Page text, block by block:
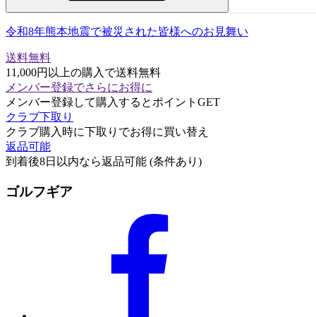
令和8年熊本地震で被災された皆様へのお見舞い
送料無料
11,000円以上の購入で送料無料
メンバー登録でさらにお得に
メンバー登録して購入するとポイントGET
クラブ下取り
クラブ購入時に下取りでお得に買い替え
返品可能
到着後8日以内なら返品可能 (条件あり)
ゴルフギア